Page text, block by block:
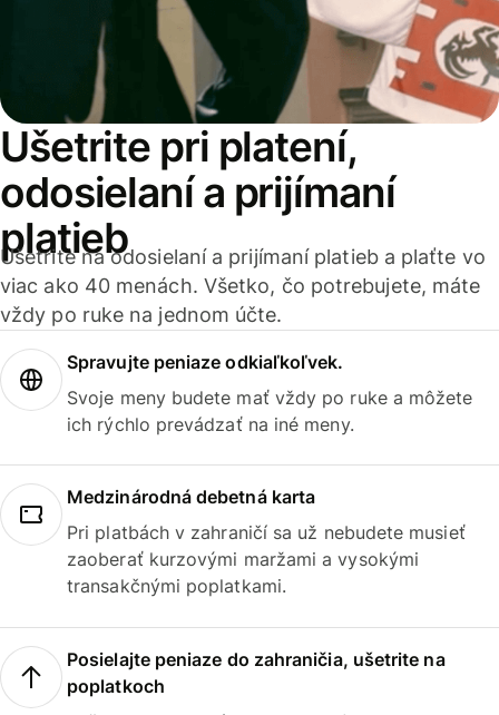
Ušetrite pri platení,
odosielaní a prijímaní
platieb
Ušetrite na odosielaní a prijímaní platieb a plaťte vo
viac ako 40 menách. Všetko, čo potrebujete, máte
vždy po ruke na jednom účte.
Spravujte peniaze odkiaľkoľvek.
Svoje meny budete mať vždy po ruke a môžete
ich rýchlo prevádzať na iné meny.
Medzinárodná debetná karta
Pri platbách v zahraničí sa už nebudete musieť
zaoberať kurzovými maržami a vysokými
transakčnými poplatkami.
Posielajte peniaze do zahraničia, ušetrite na
poplatkoch